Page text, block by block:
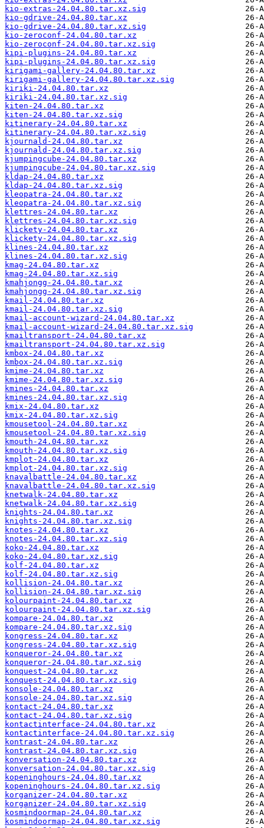
kio-extras-24.04.80.tar.xz.sig
kio-gdrive-24.04.80.tar.xz
kio-gdrive-24.04.80.tar.xz.sig
kio-zeroconf-24.04.80.tar.xz
kio-zeroconf-24.04.80.tar.xz.sig
kipi-plugins-24.04.80.tar.xz
kipi-plugins-24.04.80.tar.xz.sig
kirigami-gallery-24.04.80.tar.xz
kirigami-gallery-24.04.80.tar.xz.sig
kiriki-24.04.80.tar.xz
kiriki-24.04.80.tar.xz.sig
kiten-24.04.80.tar.xz
kiten-24.04.80.tar.xz.sig
kitinerary-24.04.80.tar.xz
kitinerary-24.04.80.tar.xz.sig
kjournald-24.04.80.tar.xz
kjournald-24.04.80.tar.xz.sig
kjumpingcube-24.04.80.tar.xz
kjumpingcube-24.04.80.tar.xz.sig
kldap-24.04.80.tar.xz
kldap-24.04.80.tar.xz.sig
kleopatra-24.04.80.tar.xz
kleopatra-24.04.80.tar.xz.sig
klettres-24.04.80.tar.xz
klettres-24.04.80.tar.xz.sig
klickety-24.04.80.tar.xz
klickety-24.04.80.tar.xz.sig
klines-24.04.80.tar.xz
klines-24.04.80.tar.xz.sig
kmag-24.04.80.tar.xz
kmag-24.04.80.tar.xz.sig
kmahjongg-24.04.80.tar.xz
kmahjongg-24.04.80.tar.xz.sig
kmail-24.04.80.tar.xz
kmail-24.04.80.tar.xz.sig
kmail-account-wizard-24.04.80.tar.xz
kmail-account-wizard-24.04.80.tar.xz.sig
kmailtransport-24.04.80.tar.xz
kmailtransport-24.04.80.tar.xz.sig
kmbox-24.04.80.tar.xz
kmbox-24.04.80.tar.xz.sig
kmime-24.04.80.tar.xz
kmime-24.04.80.tar.xz.sig
kmines-24.04.80.tar.xz
kmines-24.04.80.tar.xz.sig
kmix-24.04.80.tar.xz
kmix-24.04.80.tar.xz.sig
kmousetool-24.04.80.tar.xz
kmousetool-24.04.80.tar.xz.sig
kmouth-24.04.80.tar.xz
kmouth-24.04.80.tar.xz.sig
kmplot-24.04.80.tar.xz
kmplot-24.04.80.tar.xz.sig
knavalbattle-24.04.80.tar.xz
knavalbattle-24.04.80.tar.xz.sig
knetwalk-24.04.80.tar.xz
knetwalk-24.04.80.tar.xz.sig
knights-24.04.80.tar.xz
knights-24.04.80.tar.xz.sig
knotes-24.04.80.tar.xz
knotes-24.04.80.tar.xz.sig
koko-24.04.80.tar.xz
koko-24.04.80.tar.xz.sig
kolf-24.04.80.tar.xz
kolf-24.04.80.tar.xz.sig
kollision-24.04.80.tar.xz
kollision-24.04.80.tar.xz.sig
kolourpaint-24.04.80.tar.xz
kolourpaint-24.04.80.tar.xz.sig
kompare-24.04.80.tar.xz
kompare-24.04.80.tar.xz.sig
kongress-24.04.80.tar.xz
kongress-24.04.80.tar.xz.sig
konqueror-24.04.80.tar.xz
konqueror-24.04.80.tar.xz.sig
konquest-24.04.80.tar.xz
konquest-24.04.80.tar.xz.sig
konsole-24.04.80.tar.xz
konsole-24.04.80.tar.xz.sig
kontact-24.04.80.tar.xz
kontact-24.04.80.tar.xz.sig
kontactinterface-24.04.80.tar.xz
kontactinterface-24.04.80.tar.xz.sig
kontrast-24.04.80.tar.xz
kontrast-24.04.80.tar.xz.sig
konversation-24.04.80.tar.xz
konversation-24.04.80.tar.xz.sig
kopeninghours-24.04.80.tar.xz
kopeninghours-24.04.80.tar.xz.sig
korganizer-24.04.80.tar.xz
korganizer-24.04.80.tar.xz.sig
kosmindoormap-24.04.80.tar.xz
kosmindoormap-24.04.80.tar.xz.sig